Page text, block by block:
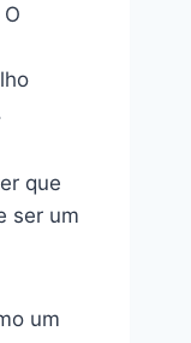
que
ser um
um